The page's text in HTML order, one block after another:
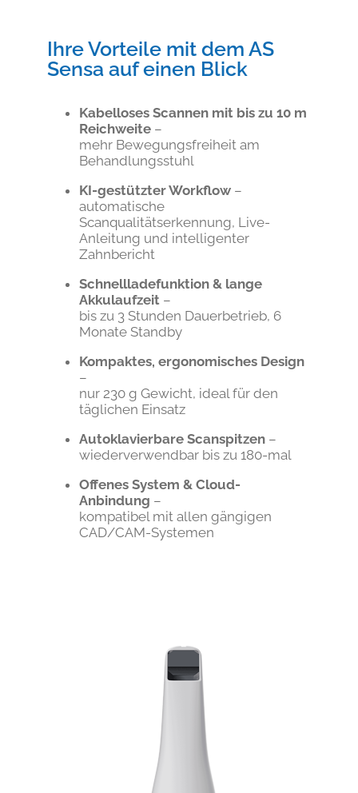
Ihre Vorteile mit dem AS
Sensa auf einen Blick
Kabelloses Scannen mit bis zu 10 m
Reichweite –
mehr Bewegungsfreiheit am
Behandlungsstuhl
KI-gestützter Workflow –
automatische
Scanqualitätserkennung, Live-
Anleitung und intelligenter
Zahnbericht
Schnellladefunktion & lange
Akkulaufzeit –
bis zu 3 Stunden Dauerbetrieb, 6
Monate Standby
Kompaktes, ergonomisches Design
–
nur 230 g Gewicht, ideal für den
täglichen Einsatz
Autoklavierbare Scanspitzen –
wiederverwendbar bis zu 180-mal
Offenes System & Cloud-
Anbindung –
kompatibel mit allen gängigen
CAD/CAM-Systemen